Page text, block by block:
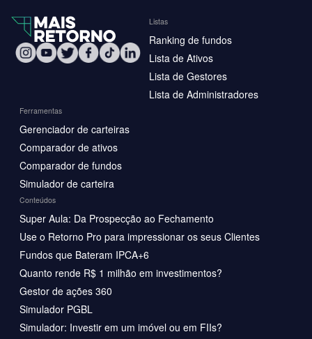
Listas
Ranking de fundos
Lista de Ativos
Lista de Gestores
Lista de Administradores
Ferramentas
Gerenciador de carteiras
Comparador de ativos
Comparador de fundos
Simulador de carteira
Conteúdos
Super Aula: Da Prospecção ao Fechamento
Use o Retorno Pro para impressionar os seus Clientes
Fundos que Bateram IPCA+6
Quanto rende R$ 1 milhão em investimentos?
Gestor de ações 360
Simulador PGBL
Simulador: Investir em um imóvel ou em FIIs?